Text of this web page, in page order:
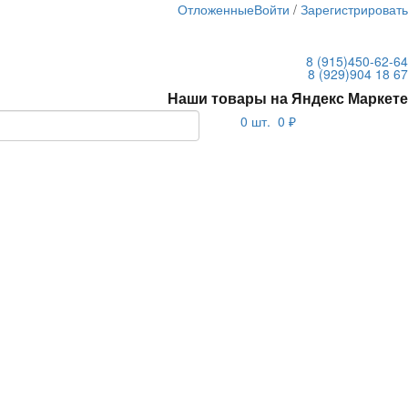
Войти /
Отложенные
8 (915)450-62-64
8 (929)904 18 67
Наши товары на Яндекс Маркете
0 шт. 0 ₽